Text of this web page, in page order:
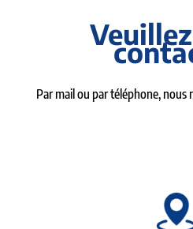
Par mail ou par téléphone,